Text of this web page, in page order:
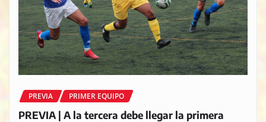
PREVIA PRIMER EQUIPO
PREVIA | A la tercera debe llegar la primera